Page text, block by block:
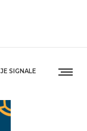
JE SIGNALE